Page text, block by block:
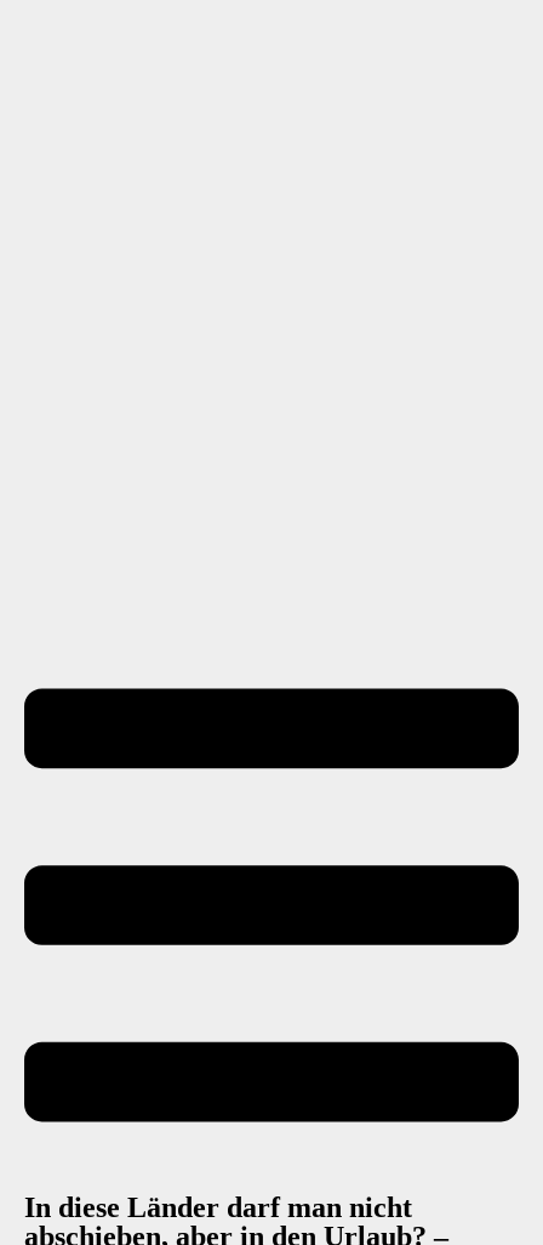
In diese Länder darf man nicht
abschieben, aber in den Urlaub? –